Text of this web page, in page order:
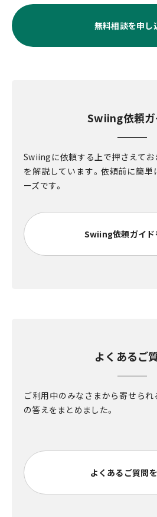
無料相談を申し
Swiing依頼
Swiingに依頼する上で押さえて
を解説しています。依頼前に簡
ーズです。
Swiing依頼ガイド
よくあるご
ご利用中のみなさまから寄せら
の答えをまとめました。
よくあるご質問